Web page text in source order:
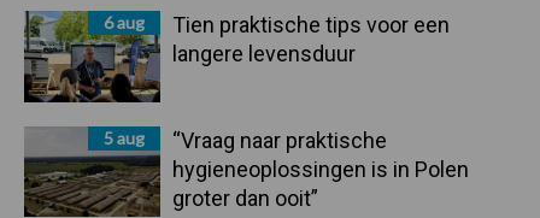
6 aug
Tien praktische tips voor een
langere levensduur
5 aug
“Vraag naar praktische
hygieneoplossingen is in Polen
groter dan ooit”